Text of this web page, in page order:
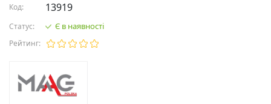
Код: 13919
Статус: Є в наявності
Рейтинг: